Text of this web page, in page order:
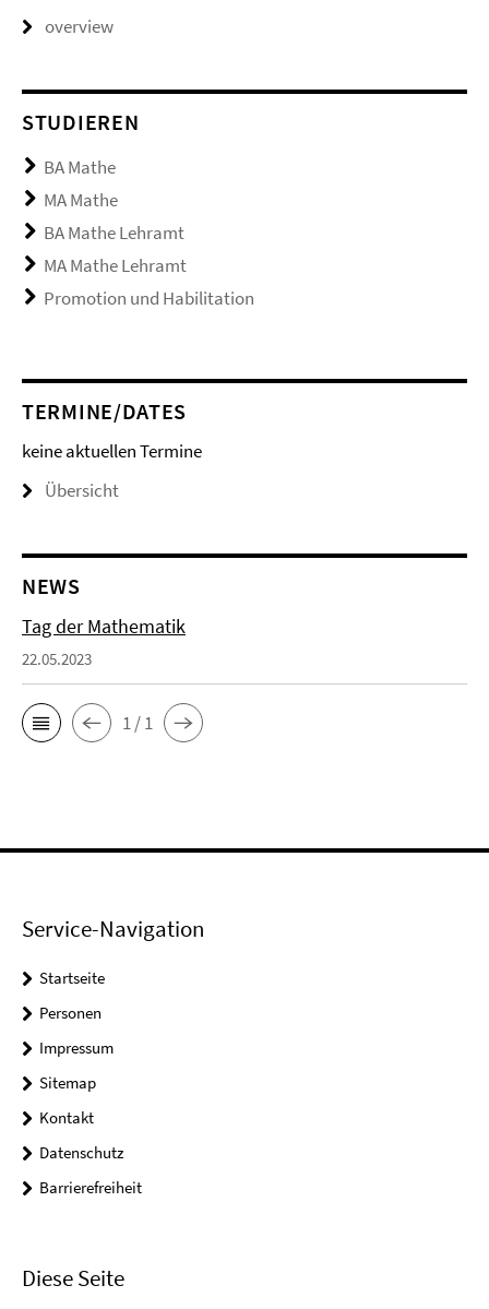
overview
STUDIEREN
BA Mathe
MA Mathe
BA Mathe Lehramt
MA Mathe Lehramt
Promotion und Habilitation
TERMINE/DATES
keine aktuellen Termine
Übersicht
NEWS
Tag der Mathematik
22.05.2023
1 / 1
Service-Navigation
Startseite
Personen
Impressum
Sitemap
Kontakt
Datenschutz
Barrierefreiheit
Diese Seite